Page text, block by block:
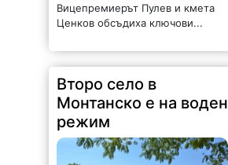
Вицепремиерът Пулев и кмета
Ценков обсъдиха ключови...
Второ село в
Монтанско е на воден
режим